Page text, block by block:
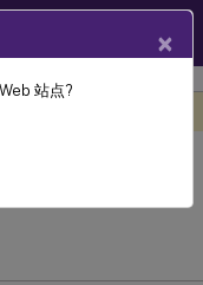
2204
×
站点?